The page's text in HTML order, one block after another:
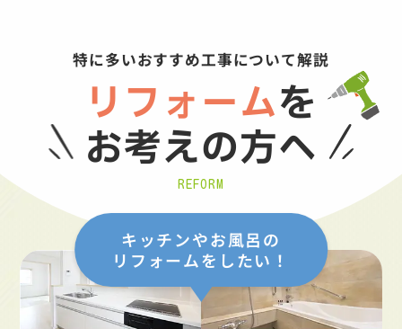
特に多いおすすめ工事について解説
リフォームを
お考えの方へ
REFORM
キッチンやお風呂の
リフォームをしたい！